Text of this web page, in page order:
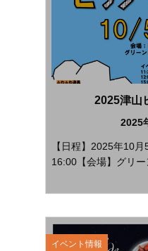
2025津山
2025
【日程】2025年10
16:00【会場】グリー
イベント情報